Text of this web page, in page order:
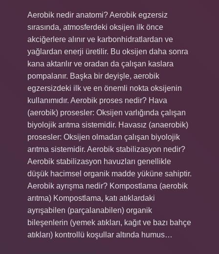
Aerobik nedir anatomi? Aerobik egzersiz
sırasında, atmosferdeki oksijen ilk önce
akciğerlere alınır ve karbonhidratlardan ve
yağlardan enerji üretilir. Bu oksijen daha sonra
kana aktarılır ve oradan da çalışan kaslara
pompalanır. Başka bir deyişle, aerobik
egzersizdeki ilk ve en önemli nokta oksijenin
kullanımıdır. Aerobik proses nedir? Hava
(aerobik) prosesler: Oksijen varlığında çalışan
biyolojik arıtma sistemidir. Havasız (anaerobik)
prosesler: Oksijen olmadan çalışan biyolojik
arıtma sistemidir. Aerobik stabilizasyon nedir?
Aerobik stabilizasyon havuzları genellikle
düşük hacimsel organik madde yüküne sahiptir.
Aerobik ayrışma nedir? Kompostlama (aerobik
arıtma) Kompostlama, katı atıklardaki
ayrışabilen (parçalanabilen) organik
bileşenlerin (yemek atıkları, kağıt ve bazı bahçe
atıkları) kontrollü koşullar altında humus…